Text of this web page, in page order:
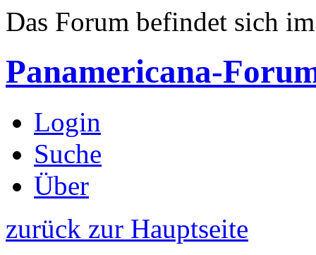
Das Forum befindet sich
Panamericana-
Login
Suche
Über
zurück zur Hauptseite